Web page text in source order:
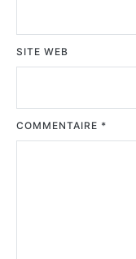
SITE WEB
COMMENTAIRE *